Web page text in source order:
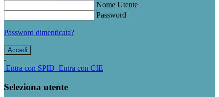
Nome Utente
Password
Password dimenticata?
-
Entra con SPID Entra con CIE
Seleziona utente